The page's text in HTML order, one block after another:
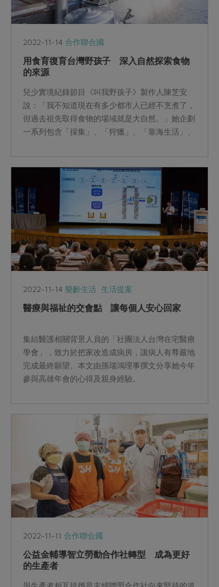
2022-11-14合作聯合國
用食育復育台灣野孩子 深入自然探索食物
的來源
兒少實境紀錄節目《叫我野孩子》製作人陳芝安
說：「我不知道現在有多少都市人已經不烹煮了，
但過去祖先取得食物的場域就是大自然。」她企劃
一系列包含「採集」、「狩獵」、「靠海生活」、
「冬天的滋味」共八個主題， 讓孩子體驗在自然
環境裡，為自己所吃的食物滴下汗水！
2022-11-14 樂齡生活 生活提案
醫療與福祉的交會點 讓每個人安心回家
集結醫護相關背景人員的「社團法人台灣在宅醫療
學會」，致力於把家改造成病房，讓病人有尊嚴地
完成最終願望。本文由孫瑞鴻理事撰文分享她今年
參與高雄年會的心得及親身經驗。
2022-11-11合作聯合國
公益金輔導智立勞動合作社轉型 成為更好
的生產者